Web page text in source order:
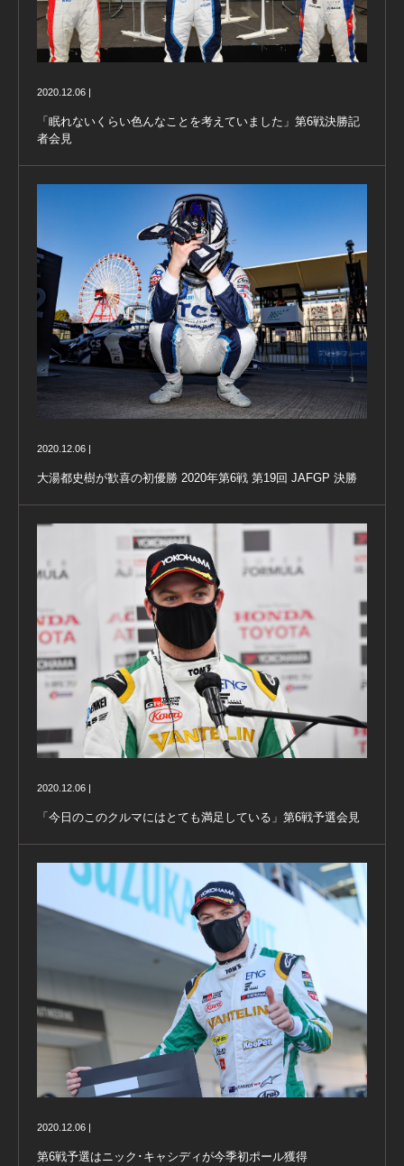
2020.12.06 |
「眠れないくらい色んなことを考えていました」第6戦決勝記
者会見
2020.12.06 |
大湯都史樹が歓喜の初優勝 2020年第6戦 第19回 JAFGP 決勝
2020.12.06 |
「今日のこのクルマにはとても満足している」第6戦予選会見
2020.12.06 |
第6戦予選はニック･キャシディが今季初ポール獲得